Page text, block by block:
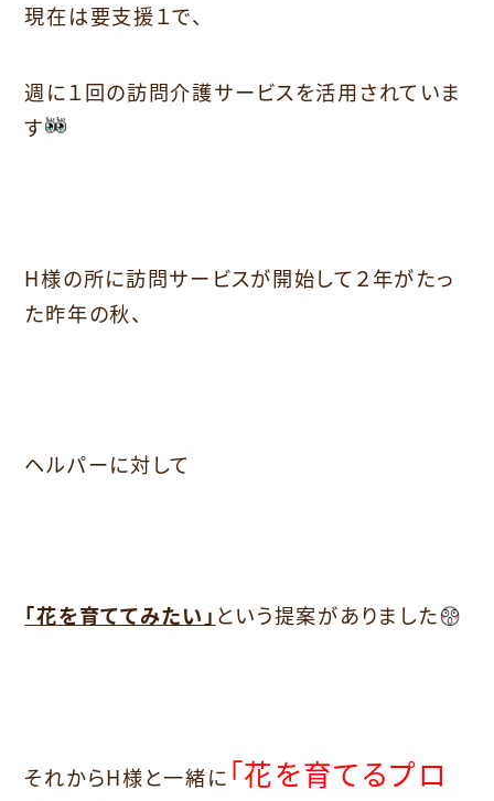
現在は要支援１で、
週に１回の訪問介護サービスを活用されていま
す
H様の所に訪問サービスが開始して２年がたっ
た昨年の秋、
ヘルパーに対して
「花を育ててみたい」 という提案がありました
それからH様と一緒に 「花を育てるプロ